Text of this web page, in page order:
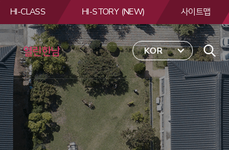
합
검
색
HI-CLASS HI-STORY (NEW) 사이트맵
KOR
열린한남